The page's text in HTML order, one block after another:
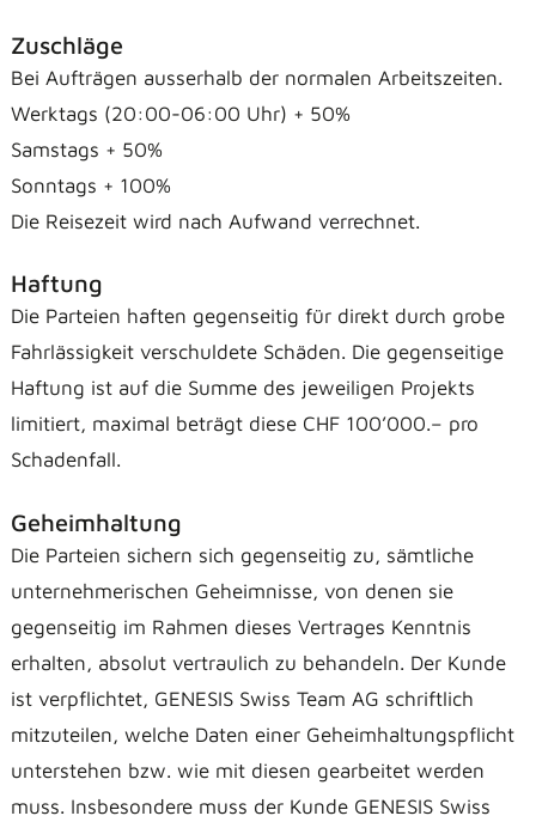
Zuschläge
Bei Aufträgen ausserhalb der normalen Arbeitszeiten.
Werktags (20:00-06:00 Uhr) + 50%
Samstags + 50%
Sonntags + 100%
Die Reisezeit wird nach Aufwand verrechnet.
Haftung
Die Parteien haften gegenseitig für direkt durch grobe
Fahrlässigkeit verschuldete Schäden. Die gegenseitige
Haftung ist auf die Summe des jeweiligen Projekts
limitiert, maximal beträgt diese CHF 100’000.– pro
Schadenfall.
Geheimhaltung
Die Parteien sichern sich gegenseitig zu, sämtliche
unternehmerischen Geheimnisse, von denen sie
gegenseitig im Rahmen dieses Vertrages Kenntnis
erhalten, absolut vertraulich zu behandeln. Der Kunde
ist verpflichtet, GENESIS Swiss Team AG schriftlich
mitzuteilen, welche Daten einer Geheimhaltungspflicht
unterstehen bzw. wie mit diesen gearbeitet werden
muss. Insbesondere muss der Kunde GENESIS Swiss